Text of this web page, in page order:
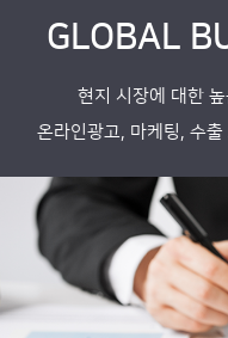
GLOBAL
현지 시장에 대한
온라인광고, 마케팅, 수